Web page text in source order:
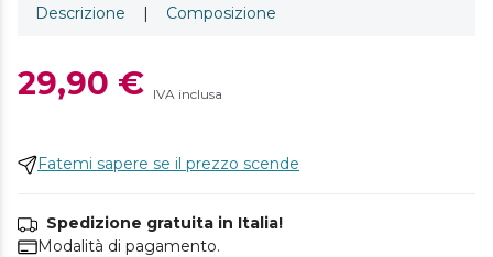
Descrizione | Composizione
29,90 € IVA inclusa
Fatemi sapere se il prezzo scende
Spedizione gratuita in Italia!
Modalità di pagamento.